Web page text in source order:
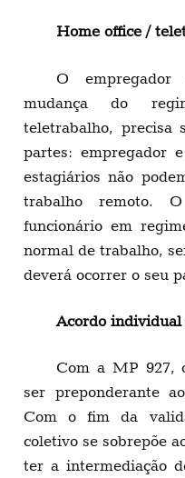
Home office /
O
mudança do
teletrabalho, precisa
partes: empregador
estagiários não
trabalho remoto.
funcionário em
normal de trabalho,
deverá ocorrer o seu
Acordo individual
Com a MP 927,
ser preponderante
Com o fim da
coletivo se sobrepõe
ter a intermediação